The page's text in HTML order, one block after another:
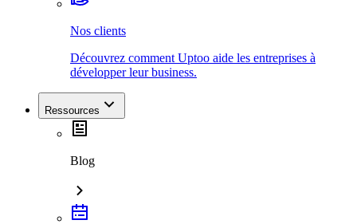
Nos clients
Découvrez comment Uptoo aide les entreprises à
développer leur business.
Ressources
Blog